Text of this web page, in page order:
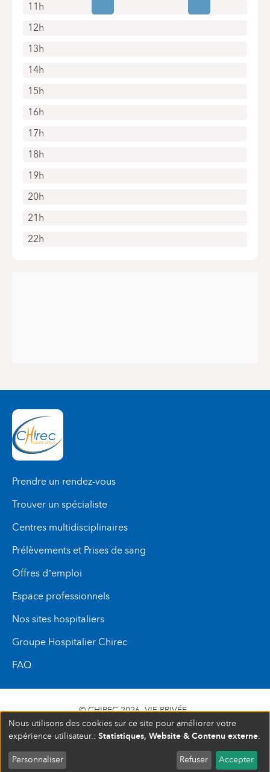
11h
12h
13h
14h
15h
16h
17h
18h
19h
20h
21h
22h
Prendre un rendez-vous
Trouver un spécialiste
Centres multidisciplinaires
Prélèvements et Prises de sang
Offres d’emploi
Espace professionnels
Nos sites hospitaliers
Groupe Hospitalier Chirec
FAQ
© CHIREC 2026 VIE PRIVÉE
SIÈGE SOCIAL BOULEVARD DU TRIOMPHE 201 1160
BRUXELLES N° D’ENTREPRISE : 472 937 059
Nous utilisons des cookies sur ce site pour améliorer votre
expérience utilisateur.: Statistiques, Website & Contenu externe.
Personnaliser Refuser Accepter